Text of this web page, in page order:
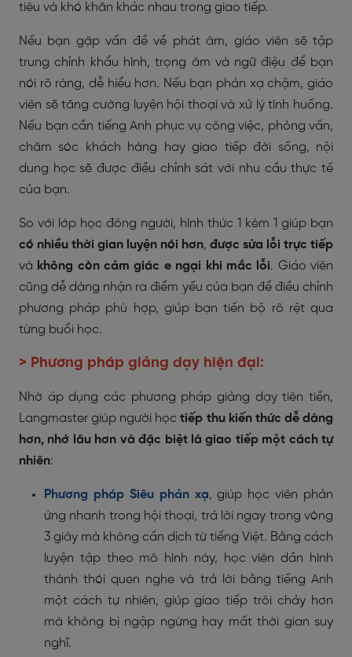
tiêu và khó khăn khác nhau trong giao tiếp.
Nếu bạn gặp vấn đề về phát âm, giáo viên sẽ tập
trung chỉnh khẩu hình, trọng âm và ngữ điệu để bạn
nói rõ ràng, dễ hiểu hơn. Nếu bạn phản xạ chậm, giáo
viên sẽ tăng cường luyện hội thoại và xử lý tình huống.
Nếu bạn cần tiếng Anh phục vụ công việc, phỏng vấn,
chăm sóc khách hàng hay giao tiếp đời sống, nội
dung học sẽ được điều chỉnh sát với nhu cầu thực tế
của bạn.
So với lớp học đông người, hình thức 1 kèm 1 giúp bạn
có nhiều thời gian luyện nói hơn, được sửa lỗi trực tiếp
và không còn cảm giác e ngại khi mắc lỗi. Giáo viên
cũng dễ dàng nhận ra điểm yếu của bạn để điều chỉnh
phương pháp phù hợp, giúp bạn tiến bộ rõ rệt qua
từng buổi học.
> Phương pháp giảng dạy hiện đại:
Nhờ áp dụng các phương pháp giảng dạy tiên tiến,
Langmaster giúp người họctiếp thu kiến thức dễ dàng
hơn, nhớ lâu hơn và đặc biệt là giao tiếp một cách tự
nhiên:
Phương pháp Siêu phản xạ, giúp học viên phản
ứng nhanh trong hội thoại, trả lời ngay trong vòng
3 giây mà không cần dịch từ tiếng Việt. Bằng cách
luyện tập theo mô hình này, học viên dần hình
thành thói quen nghe và trả lời bằng tiếng Anh
một cách tự nhiên, giúp giao tiếp trôi chảy hơn
mà không bị ngập ngừng hay mất thời gian suy
nghĩ.